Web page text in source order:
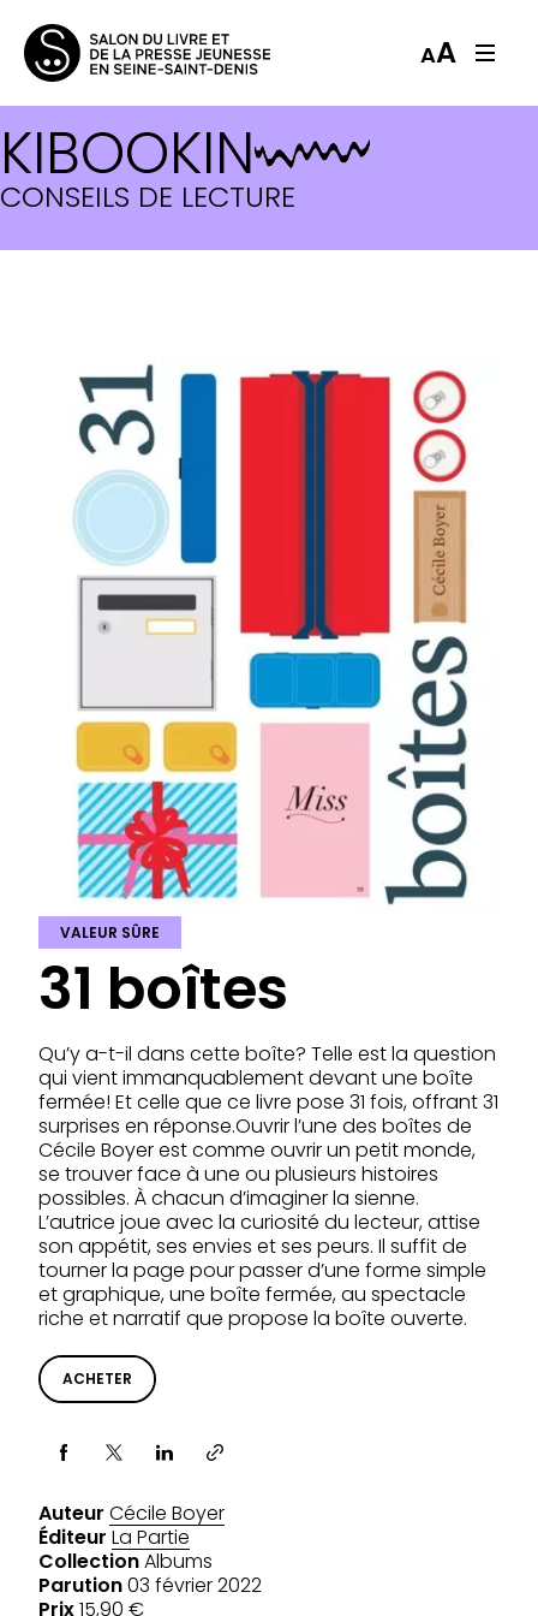
AA
KIBOOKIN
CONSEILS DE LECTURE
VALEUR SÛRE
31 boîtes
Qu’y a-t-il dans cette boîte? Telle est la question
qui vient immanquablement devant une boîte
fermée! Et celle que ce livre pose 31 fois, offrant 31
surprises en réponse.Ouvrir l’une des boîtes de
Cécile Boyer est comme ouvrir un petit monde,
se trouver face à une ou plusieurs histoires
possibles. À chacun d’imaginer la sienne.
L’autrice joue avec la curiosité du lecteur, attise
son appétit, ses envies et ses peurs. Il suffit de
tourner la page pour passer d’une forme simple
et graphique, une boîte fermée, au spectacle
riche et narratif que propose la boîte ouverte.
ACHETER
Partager via
Auteur Cécile Boyer
Éditeur La Partie
CollectionAlbums
Parution03 février 2022
Prix15,90 €